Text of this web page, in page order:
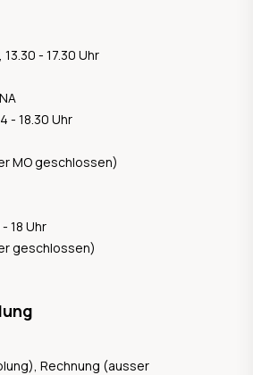
13.30 - 17.30 Uhr
- 18.30 Uhr
MO geschlossen)
- 18 Uhr
geschlossen)
Rechnung (ausser